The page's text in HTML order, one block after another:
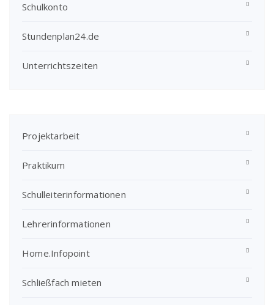
Schulkonto
Stundenplan24.de
Unterrichtszeiten
Projektarbeit
Praktikum
Schulleiterinformationen
Lehrerinformationen
Home.Infopoint
Schließfach mieten